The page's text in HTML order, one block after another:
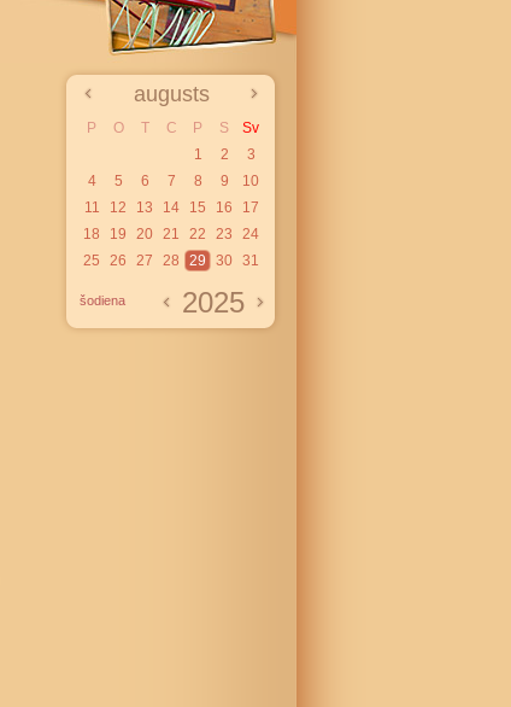
augusts
P O T C P S
Sv
1
2
3
4
5 6 7 8 9
10
11
12 13 14 15 16
17
18
19 20 21 22 23
24
25
26 27 28 29 30 31
šodiena 2025